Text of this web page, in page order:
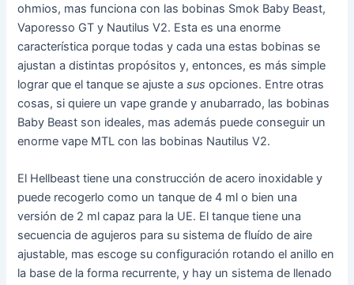
ohmios, mas funciona con las bobinas Smok Baby Beast,
Vaporesso GT y Nautilus V2. Esta es una enorme
característica porque todas y cada una estas bobinas se
ajustan a distintas propósitos y, entonces, es más simple
lograr que el tanque se ajuste asus opciones. Entre otras
cosas, si quiere un vape grande y anubarrado, las bobinas
Baby Beast son ideales, mas además puede conseguir un
enorme vape MTL con las bobinas Nautilus V2.
El Hellbeast tiene una construcción de acero inoxidable y
puede recogerlo como un tanque de 4 ml o bien una
versión de 2 ml capaz para la UE. El tanque tiene una
secuencia de agujeros para su sistema de fluído de aire
ajustable, mas escoge su configuración rotando el anillo en
la base de la forma recurrente, y hay un sistema de llenado